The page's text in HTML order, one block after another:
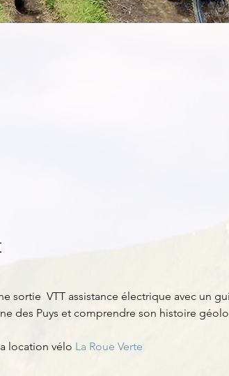
sortie  VTT assistance électrique avec un
des Puys et comprendre son histoire
location vélo La Roue Verte